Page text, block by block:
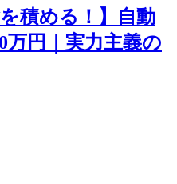
積める！】自動
万円｜実力主義の